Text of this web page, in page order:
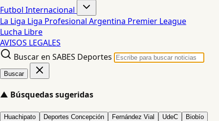
Futbol Internacional
La Liga Liga Profesional Argentina Premier League
Lucha Libre
AVISOS LEGALES
Buscar en SABES Deportes
Buscar
▲ Búsquedas sugeridas
Huachipato Deportes Concepción Fernández Vial UdeC Biobío